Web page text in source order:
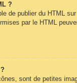
?
de publier du HTML
par le HTML
sont de petites